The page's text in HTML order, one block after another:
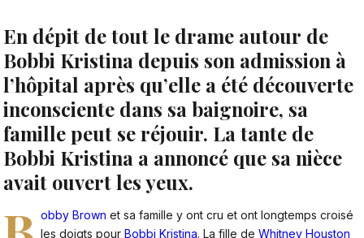
En dépit de tout le drame autour de
Bobbi Kristina depuis son admission à
l’hôpital après qu’elle a été découverte
inconsciente dans sa baignoire, sa
famille peut se réjouir. La tante de
Bobbi Kristina a annoncé que sa nièce
avait ouvert les yeux.
obby Brown et sa famille y ont cru et ont longtemps croisé
les doigts pourBobbi Kristina. La fille deWhitney Houston